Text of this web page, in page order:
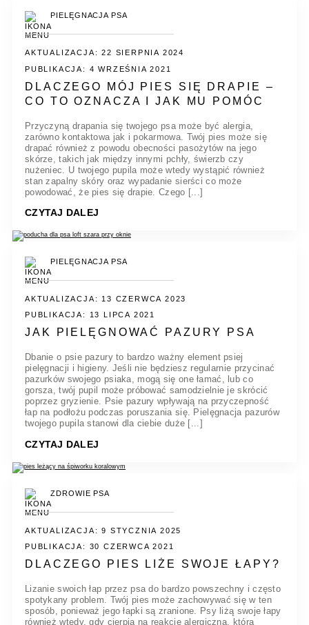
PIELĘGNACJA PSA
AKTUALIZACJA: 22 SIERPNIA 2024
PUBLIKACJA: 4 WRZEŚNIA 2021
DLACZEGO MÓJ PIES SIĘ DRAPIE –
CO TO OZNACZA I JAK MU POMÓC
Przyczyną drapania się twojego psa może być alergia,
zarówno kontaktowa jak i pokarmowa. Twój pies może się
drapać również z powodu obecności pasożytów na jego
skórze, takich jak między innymi pchły, świerzb czy
nużeniec. U twojego pupila może wtedy wystąpić również
stan zapalny skóry oraz wypadanie sierści co może
powodować, że pies się drapie. Czego [...]
CZYTAJ DALEJ
PIELĘGNACJA PSA
AKTUALIZACJA: 13 CZERWCA 2023
PUBLIKACJA: 13 LIPCA 2021
JAK PIELĘGNOWAĆ PAZURY PSA
Dbanie o psie pazury to bardzo ważny element psiej
pielęgnacji i higieny. Jeśli nie będziesz regularnie przycinać
pazurków swojego psiaka, mogą się one łamać, lub co
gorsza, twój pupil może próbować samodzielnie je skrócić
poprzez gryzienie. Psie pazury wpływają na przyczepność
łap na podłożu podczas poruszania się. Pielęgnacja pazurów
twojego pupila stanowi dla ciebie duże [...]
CZYTAJ DALEJ
ZDROWIE PSA
AKTUALIZACJA: 9 STYCZNIA 2025
PUBLIKACJA: 30 CZERWCA 2021
DLACZEGO PIES LIŻE SWOJE ŁAPY?
Lizanie swoich łap przez psa do bardzo powszechny i często
spotykany problem. Twój pies może zachowywać się w ten
sposób, ponieważ jego łapki są zranione. Psy liżą swoje łapy
również wtedy, gdy cierpią na reakcję alergiczną, która